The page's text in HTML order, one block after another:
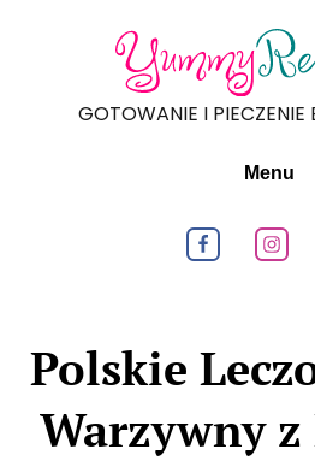
GOTOWANIE I PIECZENIE
Menu
Polskie
Warzywny z